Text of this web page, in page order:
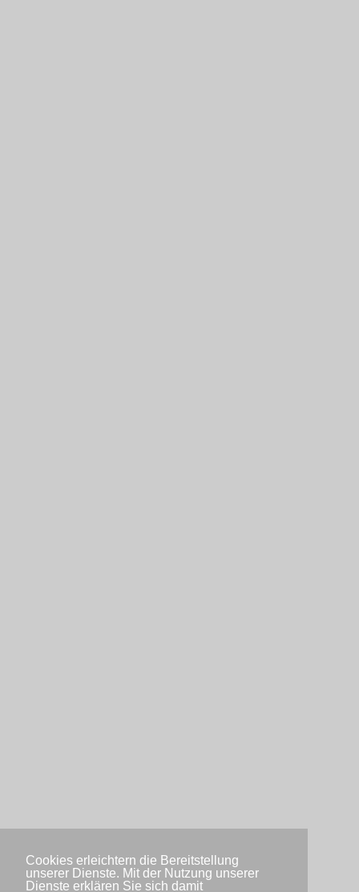
Cookies erleichtern die Bereitstellung
unserer Dienste. Mit der Nutzung unserer
Dienste erklären Sie sich damit